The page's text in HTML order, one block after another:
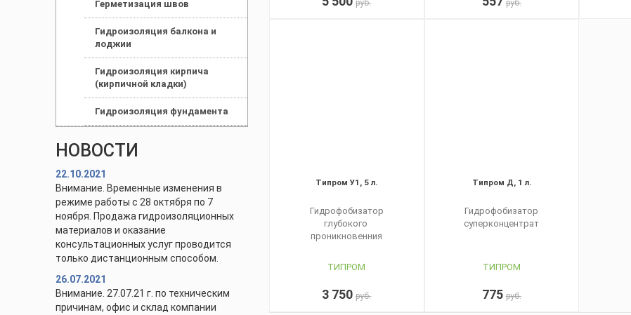
Герметизация швов
Гидроизоляция балкона и
лоджии
Гидроизоляция кирпича
(кирпичной кладки)
Гидроизоляция фундамента
НОВОСТИ
22.10.2021
Внимание. Временные изменения в
режиме работы с 28 октября по 7
ноября. Продажа гидроизоляционных
материалов и оказание
консультационных услуг проводится
только дистанционным способом.
26.07.2021
Внимание. 27.07.21 г. по техническим
причинам, офис и склад компании
руб. руб.
Типром У1, 5 л.
Гидрофобизатор
глубокого
проникновенния
ТИПРОМ
3 750руб.
Типром Д, 1 л.
Гидрофобизатор
суперконцентрат
ТИПРОМ
775 руб.